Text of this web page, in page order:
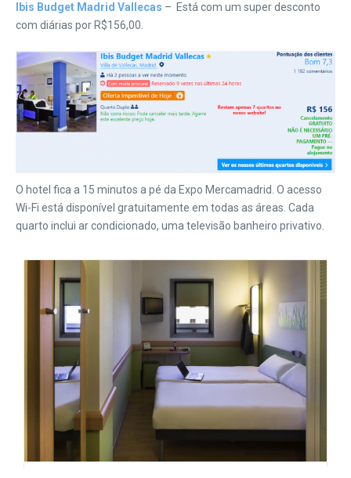
Ibis Budget Madrid Vallecas – Está com um super desconto
com diárias por R$156,00.
O hotel fica a 15 minutos a pé da Expo Mercamadrid. O acesso
Wi-Fi está disponível gratuitamente em todas as áreas. Cada
quarto inclui ar condicionado, uma televisão banheiro privativo.